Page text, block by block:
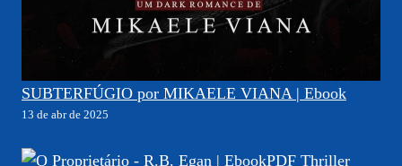
SUBTERFÚGIO por MIKAELE VIANA | Ebook
13 de abr de 2025